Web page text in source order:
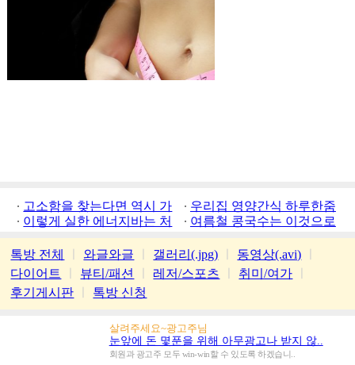
고소함을 찾는다면 역시 가
평잣
우리집 영양간식 하루한줌
이렇게 실한 에너지바는 처
음
여름철 콩국수는 이것으로
톡방 전체 와글와글 갤러리(.jpg) 동영상(.avi)
다이어트
뷰티/패션 레저/스포츠 취미/여가
후기게시판
톡방 신청
살려주세요~광고주님
눈앞에 돈 몇푼을 위해 아무광고나 받지 않..
회원과 광고주 모두 win-win할 수 있도록 하겠습니..